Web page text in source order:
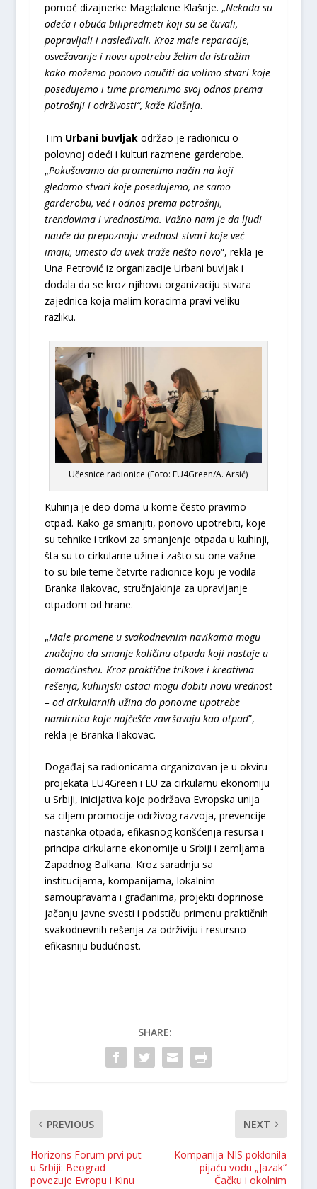
pomoć dizajnerke Magdalene Klašnje. „Nekada su
odeća i obuća bilipredmeti koji su se čuvali,
popravljali i nasleđivali. Kroz male reparacije,
osvežavanje i novu upotrebu želim da istražim
kako možemo ponovo naučiti da volimo stvari koje
posedujemo i time promenimo svoj odnos prema
potrošnji i održivosti“, kaže Klašnja.
Tim Urbani buvljakodržao je radionicu o
polovnoj odeći i kulturi razmene garderobe.
„Pokušavamo da promenimo način na koji
gledamo stvari koje posedujemo, ne samo
garderobu, već i odnos prema potrošnji,
trendovima i vrednostima. Važno nam je da ljudi
nauče da prepoznaju vrednost stvari koje već
imaju, umesto da uvek traže nešto novo“, rekla je
Una Petrović iz organizacije Urbani buvljak i
dodala da se kroz njihovu organizaciju stvara
zajednica koja malim koracima pravi veliku
razliku.
Učesnice radionice (Foto: EU4Green/A. Arsić)
Kuhinja je deo doma u kome često pravimo
otpad. Kako ga smanjiti, ponovo upotrebiti, koje
su tehnike i trikovi za smanjenje otpada u kuhinji,
šta su to cirkularne užine i zašto su one važne –
to su bile teme četvrte radionice koju je vodila
Branka Ilakovac, stručnjakinja za upravljanje
otpadom od hrane.
„Male promene u svakodnevnim navikama mogu
značajno da smanje količinu otpada koji nastaje u
domaćinstvu. Kroz praktične trikove i kreativna
rešenja, kuhinjski ostaci mogu dobiti novu vrednost
– od cirkularnih užina do ponovne upotrebe
namirnica koje najčešće završavaju kao otpad”,
rekla je Branka Ilakovac.
Događaj sa radionicama organizovan je u okviru
projekata EU4Green i EU za cirkularnu ekonomiju
u Srbiji, inicijativa koje podržava Evropska unija
sa ciljem promocije održivog razvoja, prevencije
nastanka otpada, efikasnog korišćenja resursa i
principa cirkularne ekonomije u Srbiji i zemljama
Zapadnog Balkana. Kroz saradnju sa
institucijama, kompanijama, lokalnim
samoupravama i građanima, projekti doprinose
jačanju javne svesti i podstiču primenu praktičnih
svakodnevnih rešenja za održiviju i resursno
efikasniju budućnost.
SHARE:
PREVIOUS
Horizons Forum prvi put
u Srbiji: Beograd
povezuje Evropu i Kinu
NEXT
Kompanija NIS poklonila
pijaću vodu „Jazak“
Čačku i okolnim